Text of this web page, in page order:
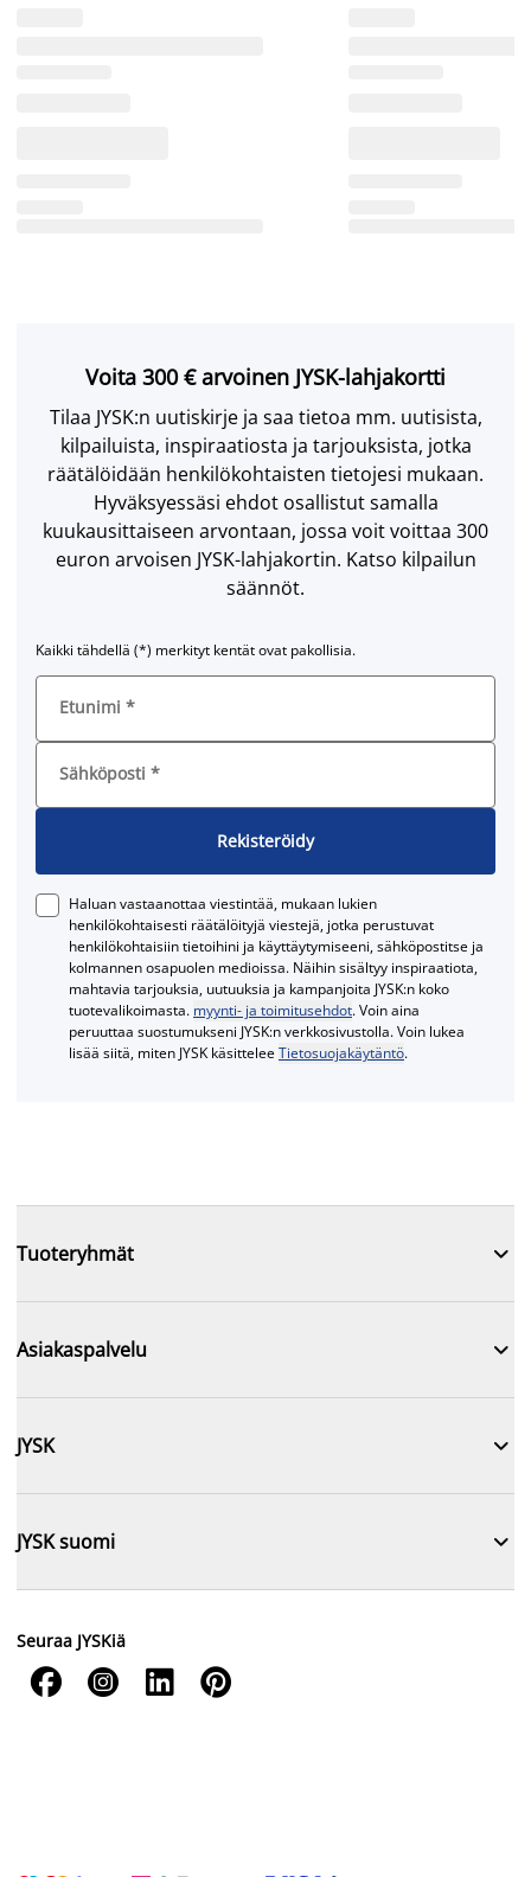
Voita 300 € arvoinen JYSK-lahjakortti
Tilaa JYSK:n uutiskirje ja saa tietoa mm. uutisista,
kilpailuista, inspiraatiosta ja tarjouksista, jotka
räätälöidään henkilökohtaisten tietojesi mukaan.
Hyväksyessäsi ehdot osallistut samalla
kuukausittaiseen arvontaan, jossa voit voittaa 300
euron arvoisen JYSK-lahjakortin. Katso kilpailun
säännöt.
Kaikki tähdellä (*) merkityt kentät ovat pakollisia.
Etunimi *
Sähköposti *
Rekisteröidy
Haluan vastaanottaa viestintää, mukaan lukien
henkilökohtaisesti räätälöityjä viestejä, jotka perustuvat
henkilökohtaisiin tietoihini ja käyttäytymiseeni, sähköpostitse ja
kolmannen osapuolen medioissa. Näihin sisältyy inspiraatiota,
mahtavia tarjouksia, uutuuksia ja kampanjoita JYSK:n koko
tuotevalikoimasta. myynti- ja toimitusehdot. Voin aina
peruuttaa suostumukseni JYSK:n verkkosivustolla. Voin lukea
lisää siitä, miten JYSK käsitteleeTietosuojakäytäntö.
Tuoteryhmät 
Asiakaspalvelu 
JYSK 
JYSK suomi 
Seuraa JYSKiä
   